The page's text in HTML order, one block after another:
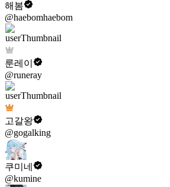
해봄
@haebomhaebom
룬레이
@runeray
고갈왕
@gogalking
쿠미네
@kumine